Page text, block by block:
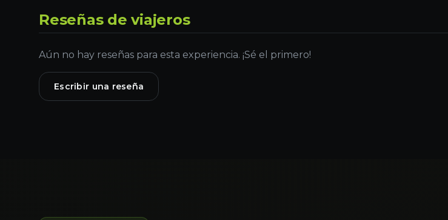
Reseñas de viajeros
Aún no hay reseñas para esta experiencia. ¡Sé el primero!
Escribir una reseña